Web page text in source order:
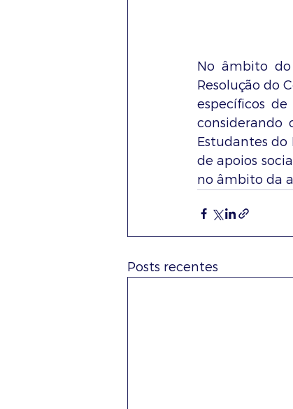
No âmbito do
Resolução do
específicos
considerando
Estudantes do
de apoios
no âmbito da
Posts recentes